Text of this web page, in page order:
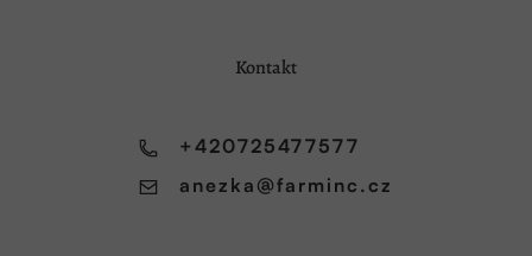
Kontakt
anezka @farminc.cz
+420725477577